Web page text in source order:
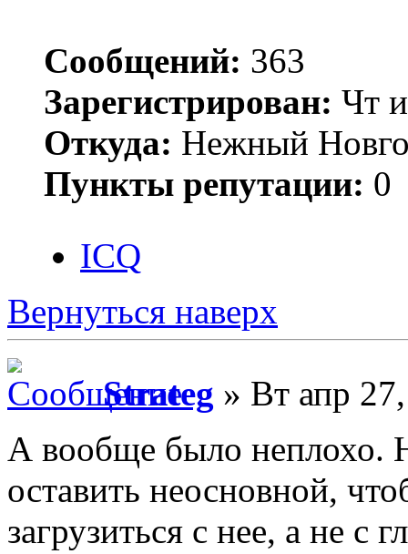
Сообщений: 363
Зарегистрирован: Чт
Откуда: Нежный
Пункты репутации: 0
ICQ
Вернуться наверх
Strateg » Вт апр
А вообще было неплохо.
оставить неосновной,
загрузиться с нее, а не с